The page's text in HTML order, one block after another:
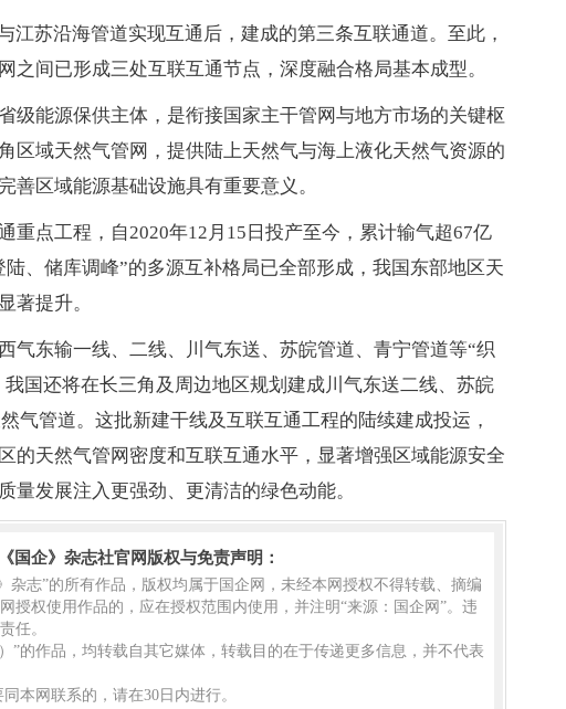
江苏沿海管道实现互通后，建成的第三条互联通道。至此，
之间已形成三处互联互通节点，深度融合格局基本成型。
级能源保供主体，是衔接国家主干管网与地方市场的关键枢
区域天然气管网，提供陆上天然气与海上液化天然气资源的
善区域能源基础设施具有重要意义。
重点工程，自2020年12月15日投产至今，累计输气超67亿
、储库调峰”的多源互补格局已全部形成，我国东部地区天
著提升。
气东输一线、二线、川气东送、苏皖管道、青宁管道等“织
国还将在长三角及周边地区规划建成川气东送二线、苏皖
气管道。这批新建干线及互联互通工程的陆续建成投运，
的天然气管网密度和互联互通水平，显著增强区域能源安全
量发展注入更强劲、更清洁的绿色动能。
国企》杂志社官网版权与免责声明：
志”的所有作品，版权均属于国企网，未经本网授权不得转载、摘编
授权使用作品的，应在授权范围内使用，并注明“来源：国企网”。违
任。
的作品，均转载自其它媒体，转载目的在于传递更多信息，并不代表
本网联系的，请在30日内进行。